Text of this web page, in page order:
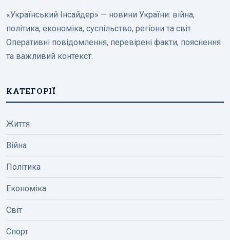
«Український Інсайдер» — новини України: війна,
політика, економіка, суспільство, регіони та світ.
Оперативні повідомлення, перевірені факти, пояснення
та важливий контекст.
КАТЕГОРІЇ
Життя
Війна
Політика
Економіка
Світ
Спорт